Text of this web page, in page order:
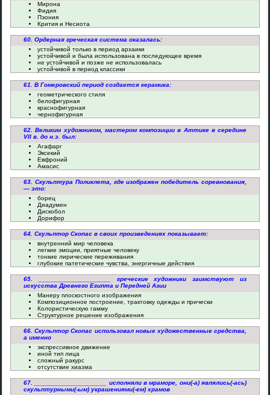
Мирона
Фидия
Пэония
Крития и Несиота
60. Ордерная греческая система оказалась:
устойчивой только в период архаики
устойчивой и была использована в последующее время
не устойчивой и позже не использовалась
устойчивой в период классики
61. В Гомеровский период создается керамика:
геометрического стиля
белофигурная
краснофигурная
чернофигурная
62. Великим художником, мастером композиции в Аттике в середине
VII в. до н.э. был:
Агафарг
Эксекий
Евфроний
Амасис
63. Скульптура Поликлета, где изображен победитель соревнования,
— это:
борец
Диадумен
Дискобол
Дорифор
64. Скульптор Скопас в своих произведениях показывает:
внутренний мир человека
легкие эмоции, приятные человеку
тонкие лирические переживания
глубокие патетические чувства, энергичные действия
65. ____________________ греческие художники заимствуют из
искусства Древнего Египта и Передней Азии
Манеру плоскостного изображения
Композиционное построение, трактовку одежды и прически
Колористическую гамму
Структурное решение изображения
66. Скульптор Скопас использовал новые художественные средства,
а именно
экспрессивное движение
иной тип лица
сложный ракурс
отсутствие хиазма
67. ____________________ исполняли в мраморе, они(-а) являлись(-ась)
скульптурными(-ым) украшениями(-ем) храмов